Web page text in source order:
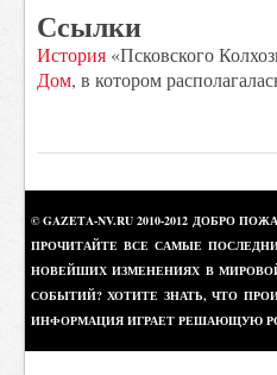
Ссылки
История«Псковского
Дом, в котором
© GAZETA-NV.RU 2010-2012
ПРОЧИТАЙТЕ ВСЕ САМЫЕ
НОВЕЙШИХ ИЗМЕНЕНИЯХ В
СОБЫТИЙ? ХОТИТЕ ЗНАТЬ, ЧТО
ИНФОРМАЦИЯ ИГРАЕТ РЕШАЮЩУЮ